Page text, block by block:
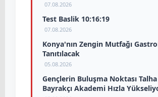
07.08.2026
Test Baslik 10:16:19
07.08.2026
Konya'nın Zengin Mutfağı
Tanıtılacak
05.08.2026
Gençlerin Buluşma Noktası Talha
Bayrakçı Akademi Hızla